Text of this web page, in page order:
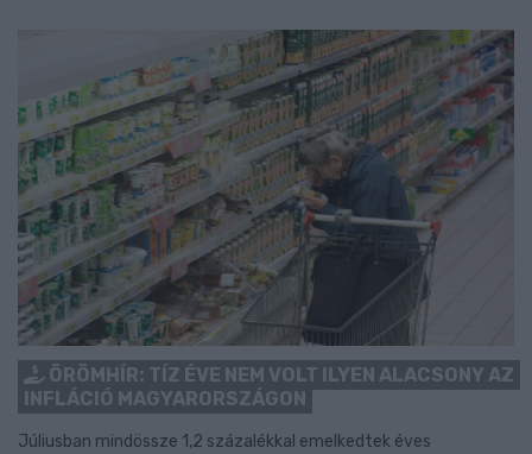
ÖRÖMHÍR: TÍZ ÉVE NEM VOLT ILYEN ALACSONY AZ
INFLÁCIÓ MAGYARORSZÁGON
Júliusban mindössze 1,2 százalékkal emelkedtek éves